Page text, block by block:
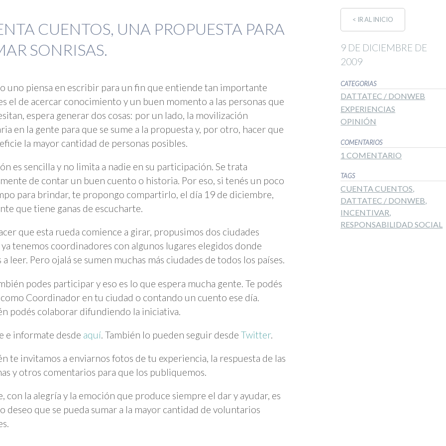
CUENTOS, UNA PROPUESTA PARA
SONRISAS.
uno piensa en escribir para un fin que entiende tan importante
el de acercar conocimiento y un buen momento a las personas que
espera generar dos cosas: por un lado, la movilización
en la gente para que se sume a la propuesta y, por otro, hacer que
la mayor cantidad de personas posibles.
es sencilla y no limita a nadie en su participación. Se trata
de contar un buen cuento o historia. Por eso, si tenés un poco
para brindar, te propongo compartirlo, el día 19 de diciembre,
que tiene ganas de escucharte.
que esta rueda comience a girar, propusimos dos ciudades
tenemos coordinadores con algunos lugares elegidos donde
leer. Pero ojalá se sumen muchas más ciudades de todos los países.
podes participar y eso es lo que espera mucha gente. Te podés
Coordinador en tu ciudad o contando un cuento ese día.
podés colaborar difundiendo la iniciativa.
e informate desde aquí. También lo pueden seguir desdeTwitter.
te invitamos a enviarnos fotos de tu experiencia, la respuesta de las
y otros comentarios para que los publiquemos.
con la alegría y la emoción que produce siempre el dar y ayudar, es
deseo que se pueda sumar a la mayor cantidad de voluntarios
< IR AL INICIO
9 DE DICIEMBRE DE
2009
CATEGORIAS
DATTATEC / DONWEB
EXPERIENCIAS
OPINIÓN
COMENTARIOS
1 COMENTARIO
TAGS
CUENTA CUENTOS,
DATTATEC / DONWEB,
INCENTIVAR,
RESPONSABILIDAD SOCIAL